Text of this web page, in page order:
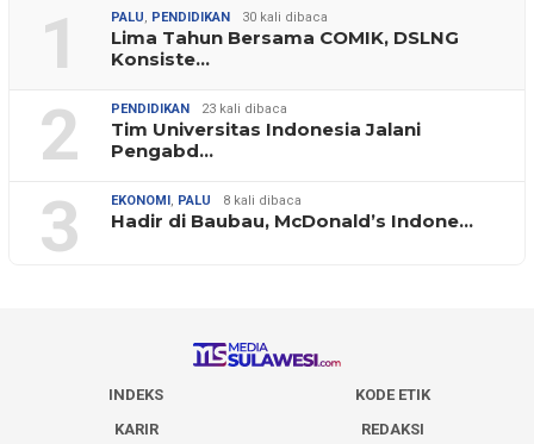
1 PALU, PENDIDIKAN 30 kali dibaca
Lima Tahun Bersama COMIK, DSLNG
Konsiste…
2 PENDIDIKAN 23 kali dibaca
Tim Universitas Indonesia Jalani
Pengabd…
3 EKONOMI, PALU 8 kali dibaca
Hadir di Baubau, McDonald’s Indone…
INDEKS
KODE ETIK
KARIR
REDAKSI